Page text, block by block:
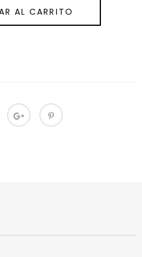
AL CARRITO